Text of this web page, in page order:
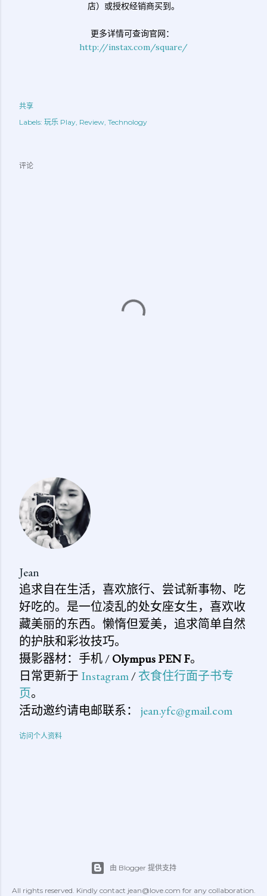
店）或授权经销商买到。
更多详情可查询官网：
http://instax.com/square/
共享
Labels: 玩乐 Play Review Technology
评论
Jean
追求自在生活，喜欢旅行、尝试新事物、吃
好吃的。是一位凌乱的处女座女生，喜欢收
藏美丽的东西。懒惰但爱美，追求简单自然
的护肤和彩妆技巧。
摄影器材：手机 /Olympus PEN F。
日常更新于 Instagram/衣食住行面子书专
页。
活动邀约请电邮联系： jean.yfc@gmail.com
访问个人资料
由 Blogger 提供支持
All rights reserved. Kindly contact jean@love.com for any collaboration.